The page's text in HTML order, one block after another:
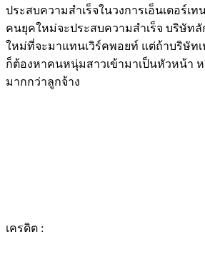
ประสบความสำเร็จในวงการเอ็นเตอร์เ
คนยุคใหม่จะประสบความสำเร็จ บริษัท
ใหม่ที่จะมาแทนเวิร์คพอยท์ แต่ถ้าบริษัท
ก็ต้องหาคนหนุ่มสาวเข้ามาเป็นหัวหน้า
มากกว่าลูกจ้าง
เครดิต :